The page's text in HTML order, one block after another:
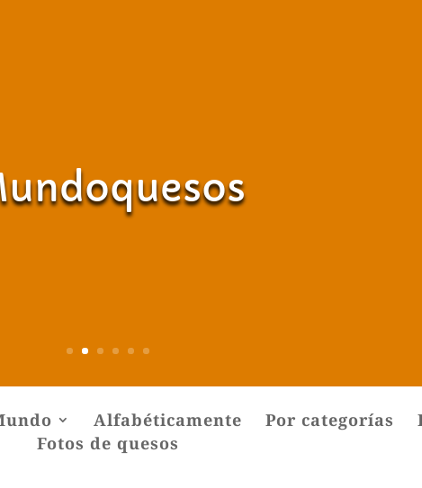
Alfabéticamente Por categorías
Fotos de quesos